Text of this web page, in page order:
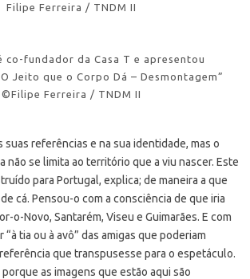
Filipe Ferreira / TNDM II
co-fundador da Casa T e apresentou
Jeito que o Corpo Dá – Desmontagem”
©Filipe Ferreira / TNDM II
suas referências e na sua identidade, mas o
não se limita ao território que a viu nascer. Este
para Portugal, explica; de maneira a que
cá. Pensou-o com a consciência de que iria
o-Novo, Santarém, Viseu e Guimarães. E com
tia ou à avô” das amigas que poderiam
que transpusesse para o espetáculo.
as imagens que estão aqui são